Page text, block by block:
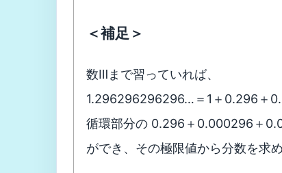
＜補足＞
数Ⅲまで習っていれば、
1.296296296296…＝1＋0.296＋
循環部分の 0.296＋0.000296＋
ができ、その極限値から分数を求